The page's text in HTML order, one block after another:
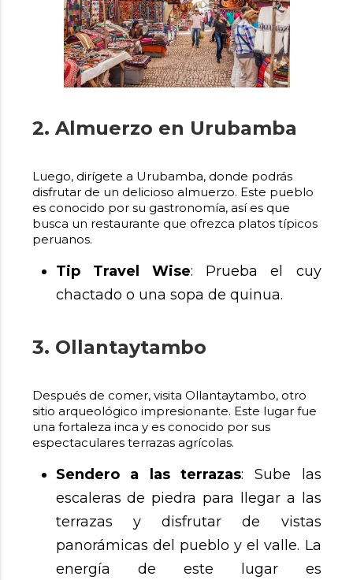
2. Almuerzo en Urubamba
Luego, dirígete a Urubamba, donde podrás
disfrutar de un delicioso almuerzo. Este pueblo
es conocido por su gastronomía, así es que
busca un restaurante que ofrezca platos típicos
peruanos.
Tip Travel Wise: Prueba el cuy
chactado o una sopa de quinua.
3. Ollantaytambo
Después de comer, visita Ollantaytambo, otro
sitio arqueológico impresionante. Este lugar fue
una fortaleza inca y es conocido por sus
espectaculares terrazas agrícolas.
Sendero a las terrazas: Sube las
escaleras de piedra para llegar a las
terrazas y disfrutar de vistas
panorámicas del pueblo y el valle. La
energía de este lugar es